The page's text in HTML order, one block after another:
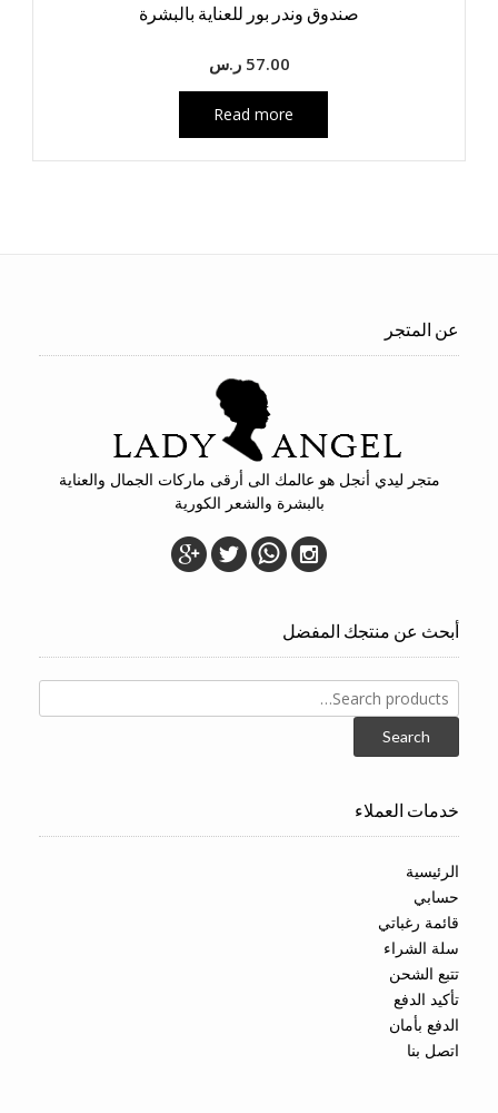
صندوق وندر بور للعناية بالبشرة
57.00 ر.س
Read more
عن المتجر
متجر ليدي أنجل هو عالمك الى أرقى ماركات الجمال والعناية
بالبشرة والشعر الكورية
أبحث عن منتجك المفضل
Search
for:
Search
خدمات العملاء
الرئيسية
حسابي
قائمة رغباتي
سلة الشراء
تتبع الشحن
تأكيد الدفع
الدفع بأمان
اتصل بنا